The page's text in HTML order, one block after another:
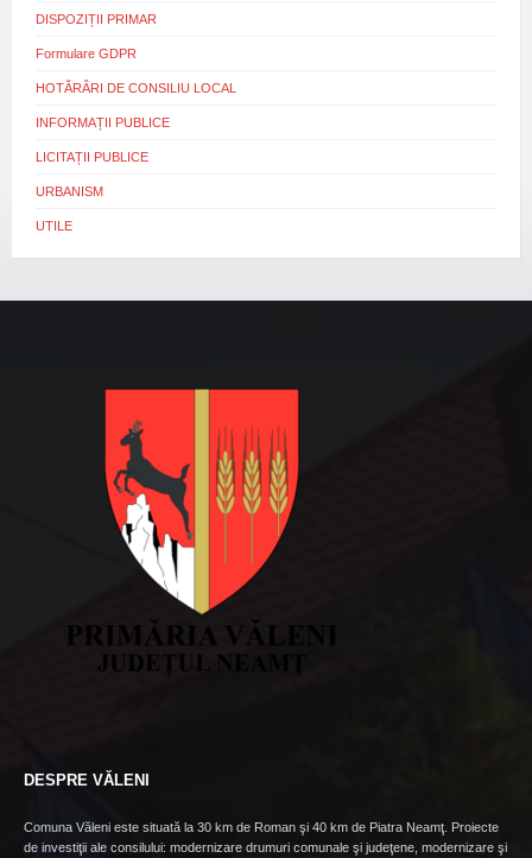
DISPOZIȚII PRIMAR
Formulare GDPR
HOTĂRÂRI DE CONSILIU LOCAL
INFORMAȚII PUBLICE
LICITAȚII PUBLICE
URBANISM
UTILE
DESPRE VĂLENI
Comuna Văleni este situată la 30 km de Roman şi 40 km de Piatra Neamţ. Proiecte
de investiţii ale consilului: modernizare drumuri comunale şi judeţene, modernizare şi